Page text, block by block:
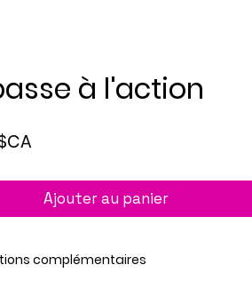
à l'action
Ajouter au panier
complémentaires